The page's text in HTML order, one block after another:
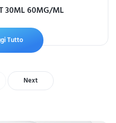
30ML 60MG/ML
Tutto
Next